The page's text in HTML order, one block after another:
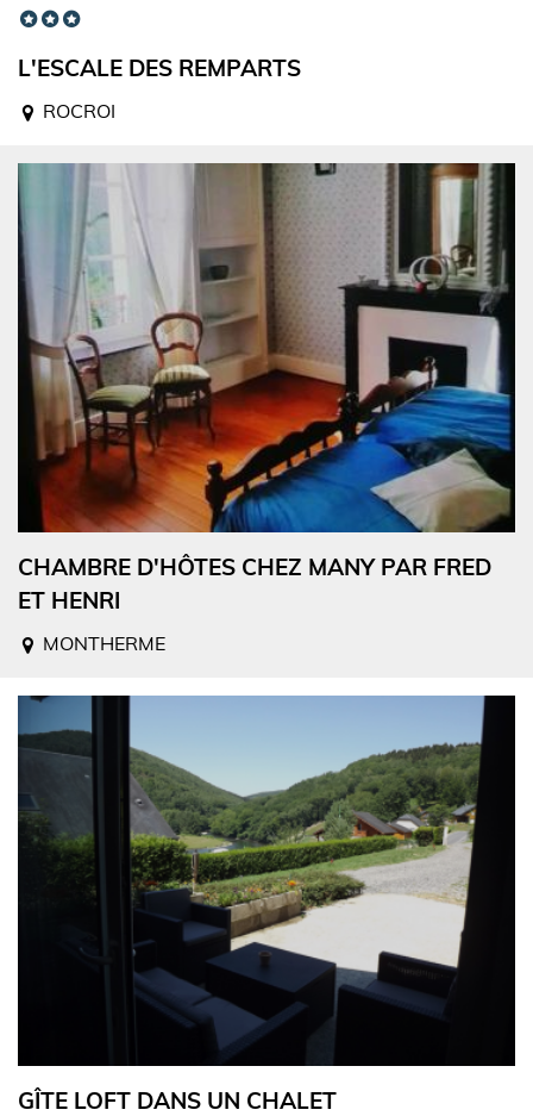
L'ESCALE DES REMPARTS
ROCROI
CHAMBRE D'HÔTES CHEZ MANY PAR FRED
ET HENRI
MONTHERME
GÎTE LOFT DANS UN CHALET